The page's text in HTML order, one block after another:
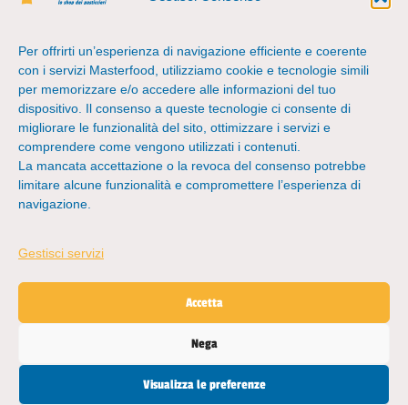
Per offrirti un’esperienza di navigazione efficiente e coerente
con i servizi Masterfood, utilizziamo cookie e tecnologie simili
per memorizzare e/o accedere alle informazioni del tuo
dispositivo Il consenso a queste tecnologie ci consente di
migliorare le funzionalità del sito, ottimizzare i servizi e
comprendere come vengono utilizzati i contenuti.
La mancata accettazione o la revoca del consenso potrebbe
limitare alcune funzionalità e compromettere l’esperienza di
navigazione.
Gestisci servizi
Accetta
Nega
Visualizza le preferenze
panifici.
chi possiede
un’attività o
per il
semplice
appassionato.
(NA)
09023021216 – via de Pinedo,
63/65 – 80145 Napoli (NA) – Tutti
i diritti sono riservati.